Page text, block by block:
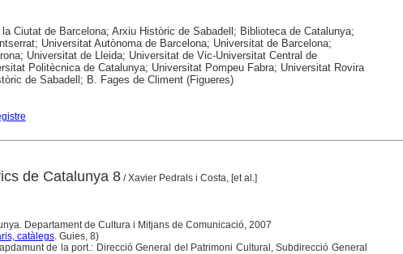
Ciutat de Barcelona; Arxiu Històric de Sabadell; Biblioteca de Catalunya;
Universitat Autònoma de Barcelona; Universitat de Barcelona;
Universitat de Lleida; Universitat de Vic-Universitat Central de
Politècnica de Catalunya; Universitat Pompeu Fabra; Universitat Rovira
de Sabadell; B. Fages de Climent (Figueres)
de Catalunya 8/ Xavier Pedrals i Costa, [et al.]
Departament de Cultura i Mitjans de Comunicació, 2007
catàlegs. Guies, 8)
de la port.: Direcció General del Patrimoni Cultural, Subdirecció General